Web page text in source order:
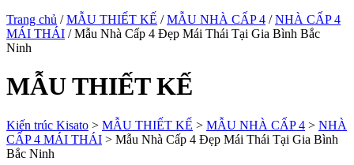
Trang chủ /MẪU THIẾT KẾ /MẪU NHÀ CẤP 4 /NHÀ CẤP 4
MÁI THÁI / Mẫu Nhà Cấp 4 Đẹp Mái Thái Tại Gia Bình Bắc
Ninh
MẪU THIẾT KẾ
Kiến trúc Kisato > MẪU THIẾT KẾ > MẪU NHÀ CẤP 4 > NHÀ
CẤP 4 MÁI THÁI > Mẫu Nhà Cấp 4 Đẹp Mái Thái Tại Gia Bình
Bắc Ninh